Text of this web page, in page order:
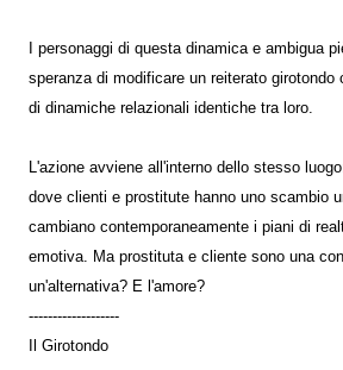
I personaggi di questa dinamica e ambigua
speranza di modificare un reiterato girotondo
di dinamiche relazionali identiche tra loro.
L'azione avviene all'interno dello stesso
dove clienti e prostitute hanno uno scambio
cambiano contemporaneamente i piani di
emotiva. Ma prostituta e cliente sono una
un'alternativa? E l'amore?
-------------------
Il Girotondo